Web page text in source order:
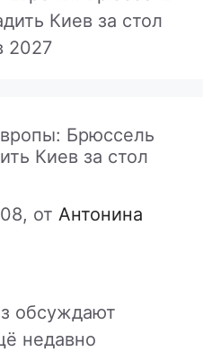
Киев за стол
2027
Брюссель
Киев за стол
от Антонина
обсуждают
недавно